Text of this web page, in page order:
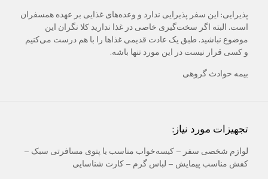
پذیرایی: این سفر پذیرایی ندارد و وعده‌های غذایی بر عهده همسفران
است. البته اگر سخت‌گیری خاصی در غذا ندارید کلا نگران این
موضوع نباشید. طبق یک عادت قدیمی غذاها را با هم درست می‌کنیم
و کسی قرار نیست در این مورد تنها باشه.
بیمه حوادث گروهی
تجهیزات مورد نیاز:
لوازم شخصی سفر – کیسه‌خواب مناسب یا پتوی مسافرتی سبک –
کفش مناسب پیمایش – لباس گرم – کارت شناسایی